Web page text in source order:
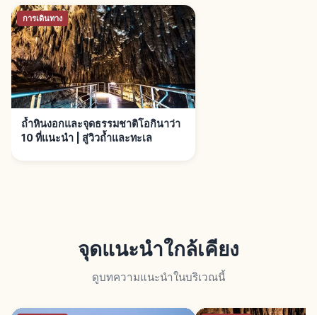
การเดินทาง
ถ้ำหินงอกและจุดธรรมชาติโอกินาว่า
10 ที่แนะนำ | สู่วิวถ้ำและทะเล
จุดแนะนำใกล้เคียง
ดูบทความแนะนำในบริเวณนี้